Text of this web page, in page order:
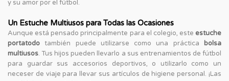
y su amor por el fútbol.
Un Estuche Multiusos para Todas las Ocasiones
Aunque está pensado principalmente para el colegio, este estuche
portatodo también puede utilizarse como una práctica
bolsa
multiusos. Tus hijos pueden llevarlo a sus entrenamientos de fútbol
para guardar sus accesorios deportivos, o utilizarlo como un
neceser de viaje para llevar sus artículos de higiene personal. ¡Las